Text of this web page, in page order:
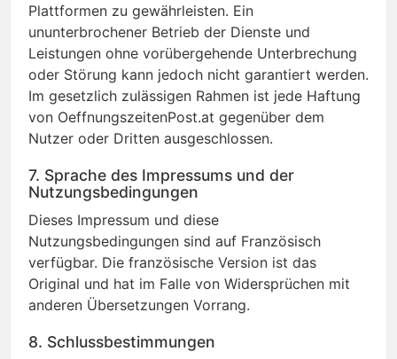
Plattformen zu gewährleisten. Ein
ununterbrochener Betrieb der Dienste und
Leistungen ohne vorübergehende Unterbrechung
oder Störung kann jedoch nicht garantiert werden.
Im gesetzlich zulässigen Rahmen ist jede Haftung
von OeffnungszeitenPost.at gegenüber dem
Nutzer oder Dritten ausgeschlossen.
7. Sprache des Impressums und der
Nutzungsbedingungen
Dieses Impressum und diese
Nutzungsbedingungen sind auf Französisch
verfügbar. Die französische Version ist das
Original und hat im Falle von Widersprüchen mit
anderen Übersetzungen Vorrang.
8. Schlussbestimmungen